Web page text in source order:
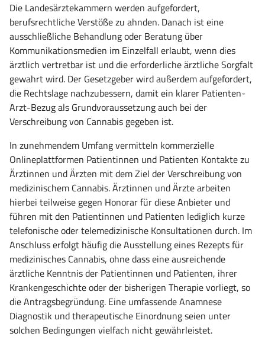
Die Landesärztekammern werden aufgefordert,
berufsrechtliche Verstöße zu ahnden. Danach ist eine
ausschließliche Behandlung oder Beratung über
Kommunikationsmedien im Einzelfall erlaubt, wenn dies
ärztlich vertretbar ist und die erforderliche ärztliche Sorgfalt
gewahrt wird. Der Gesetzgeber wird außerdem aufgefordert,
die Rechtslage nachzubessern, damit ein klarer Patienten-
Arzt-Bezug als Grundvoraussetzung auch bei der
Verschreibung von Cannabis gegeben ist.
In zunehmendem Umfang vermitteln kommerzielle
Onlineplattformen Patientinnen und Patienten Kontakte zu
Ärztinnen und Ärzten mit dem Ziel der Verschreibung von
medizinischem Cannabis. Ärztinnen und Ärzte arbeiten
hierbei teilweise gegen Honorar für diese Anbieter und
führen mit den Patientinnen und Patienten lediglich kurze
telefonische oder telemedizinische Konsultationen durch. Im
Anschluss erfolgt häufig die Ausstellung eines Rezepts für
medizinisches Cannabis, ohne dass eine ausreichende
ärztliche Kenntnis der Patientinnen und Patienten, ihrer
Krankengeschichte oder der bisherigen Therapie vorliegt, so
die Antragsbegründung. Eine umfassende Anamnese
Diagnostik und therapeutische Einordnung seien unter
solchen Bedingungen vielfach nicht gewährleistet.